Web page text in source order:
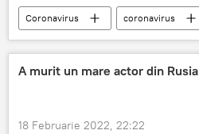
Coronavirus coronavirus
vaccin
A murit un mare actor din Rusia
18 Februarie 2022, 22:22